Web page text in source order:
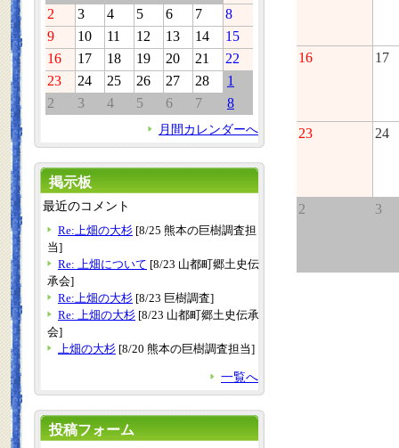
16 17
23 24
2 3
2
3 4 5 6 7
8
9
10 11 12 13 14
15
16
17 18 19 20 21
22
23
24 25 26 27 28
1
2
3 4 5 6 7 8
月間カレンダーへ
掲示板
最近のコメント
Re:上畑の大杉 [8/25 熊本の巨樹調査担
当]
Re: 上畑について [8/23 山都町郷土史伝
承会]
Re:上畑の大杉 [8/23 巨樹調査]
Re: 上畑の大杉 [8/23 山都町郷土史伝承
会]
上畑の大杉 [8/20 熊本の巨樹調査担当]
一覧へ
投稿フォーム